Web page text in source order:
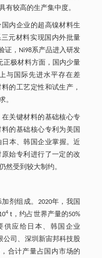
有较高的生产集中度。
内企业的超高镍材料生
元材料实现国内外批量
证，Ni98系产品进入研发
正极材料方面，国内少量
与国际先进水平存在差
的工艺定性和试生产，
。
关键材料的基础核心专
的基础核心专利为美国
日本、韩国企业掌握。近
始专利进行了一定的改
然受到较大制约。
剂组成。2020年，我国
4t，约占世界产量的50%
应给日本、韩国企业
公司、深圳新宙邦科技股
合计产量占国内市场的